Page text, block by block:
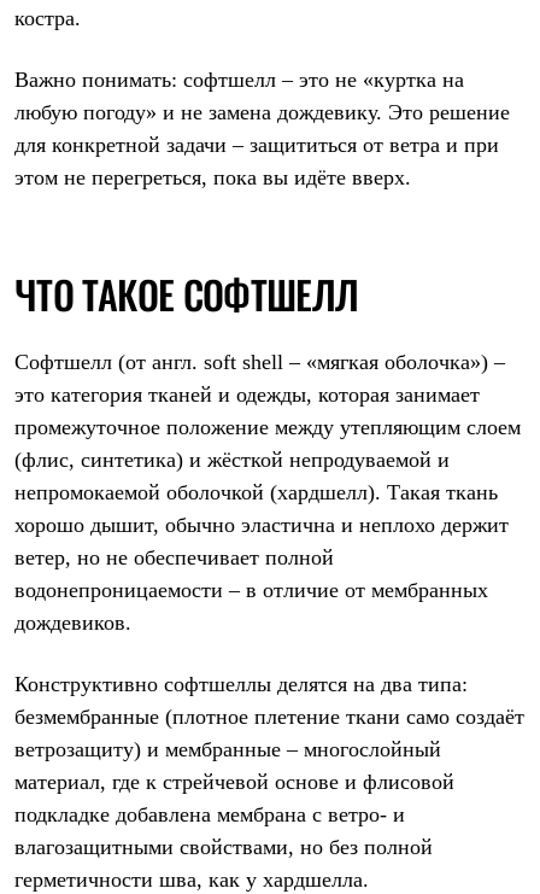
Шорты
Женская одежда
Куртки
Брюки
Жилеты
Утепленная синтетикой
Куртки
Куртки
Брюки
Рубашки
Футболки
Толстовки
Брюки
Теплое термобелье
Среднее термобелье
Флисовая одежда
Куртки
Брюки
Детская одежда
Утепленная пухом
Куртки
Утепленная синтетикой
Комбинезоны
Куртки
Брюки
Лёгкая одежда
Толстовки
Брюки
костра.
Важно понимать: софтшелл – это не «куртка на
любую погоду» и не замена дождевику. Это решение
для конкретной задачи – защититься от ветра и при
этом не перегреться, пока вы идёте вверх.
ЧТО ТАКОЕ СОФТШЕЛЛ
Софтшелл (от англ. soft shell – «мягкая оболочка») –
это категория тканей и одежды, которая занимает
промежуточное положение между утепляющим слоем
(флис, синтетика) и жёсткой непродуваемой и
непромокаемой оболочкой (хардшелл). Такая ткань
хорошо дышит, обычно эластична и неплохо держит
ветер, но не обеспечивает полной
водонепроницаемости – в отличие от мембранных
дождевиков.
Конструктивно софтшеллы делятся на два типа:
безмембранные (плотное плетение ткани само создаёт
ветрозащиту) и мембранные – многослойный
материал, где к стрейчевой основе и флисовой
подкладке добавлена мембрана с ветро- и
влагозащитными свойствами, но без полной
герметичности шва, как у хардшелла.